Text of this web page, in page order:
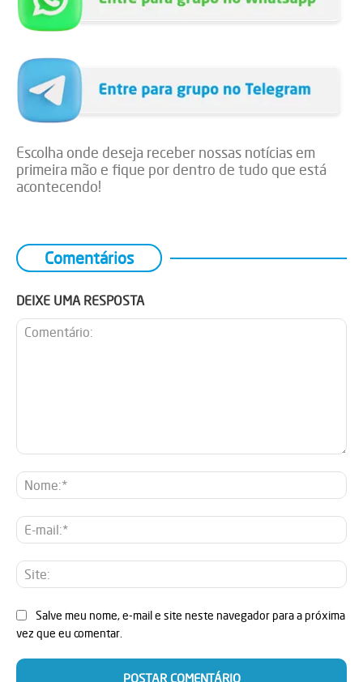
Escolha onde deseja receber nossas notícias em
primeira mão e fique por dentro de tudo que está
acontecendo!
Comentários
DEIXE UMA RESPOSTA
E-
Salve meu nome, e-mail e site neste navegador para a próxima
vez que eu comentar.